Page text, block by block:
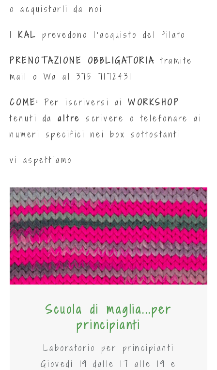
o acquistarli da noi
I KAL prevedono l’acquisto del filato
PRENOTAZIONE OBBLIGATORIAtramite
mail o Wa al 375 7172431
COME: Per iscriversi ai WORKSHOP
tenuti da altre scrivere o telefonare ai
numeri specifici nei box sottostanti
vi aspettiamo
Scuola di maglia...per
principianti
Laboratorio per principianti
Giovedì 19 dalle 17 alle 19 e